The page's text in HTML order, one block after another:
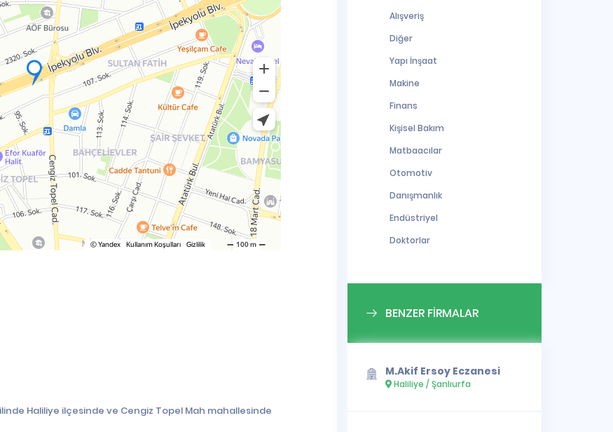
Haliliye ilçesinde ve Cengiz Topel Mah mahallesinde
Alışveriş
Diğer
Yapı İnşaat
Makine
Finans
Kişisel Bakım
Matbaacılar
Otomotiv
Danışmanlık
Endüstriyel
Doktorlar
BENZER FİRMALAR
M.Akif Ersoy Eczanesi
Haliliye / Şanlıurfa